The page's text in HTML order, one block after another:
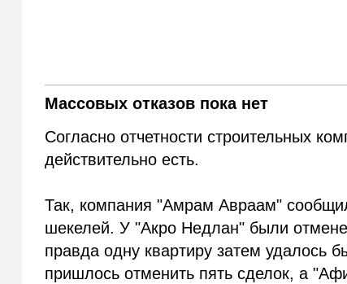
Массовых отказов пока нет
Согласно отчетности строительных
действительно есть.
Так, компания "Амрам Авраам"
шекелей. У "Акро Недлан" были
правда одну квартиру затем удалось
пришлось отменить пять сделок, а